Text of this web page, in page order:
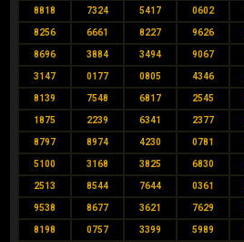
8818 7324 5417 0602
8256 6661 8227 9626
8696 3884 3494 9067
3147 0177 0805 4346
8139 7548 6817 2545
1875 2239 6341 2377
8797 8974 4230 0781
5100 3168 3825 6830
2513 8544 7644 0361
9538 8677 3621 7629
8198 0757 3399 5989